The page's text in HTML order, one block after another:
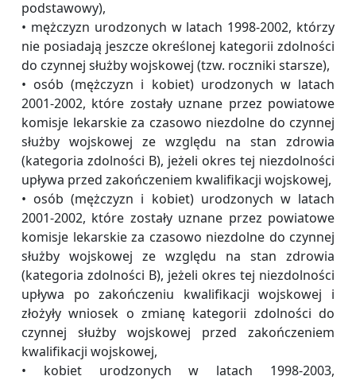
podstawowy),
• mężczyzn urodzonych w latach 1998-2002, którzy
nie posiadają jeszcze określonej kategorii zdolności
do czynnej służby wojskowej (tzw. roczniki starsze),
• osób (mężczyzn i kobiet) urodzonych w latach
2001-2002, które zostały uznane przez powiatowe
komisje lekarskie za czasowo niezdolne do czynnej
służby wojskowej ze względu na stan zdrowia
(kategoria zdolności B), jeżeli okres tej niezdolności
upływa przed zakończeniem kwalifikacji wojskowej,
• osób (mężczyzn i kobiet) urodzonych w latach
2001-2002, które zostały uznane przez powiatowe
komisje lekarskie za czasowo niezdolne do czynnej
służby wojskowej ze względu na stan zdrowia
(kategoria zdolności B), jeżeli okres tej niezdolności
upływa po zakończeniu kwalifikacji wojskowej i
złożyły wniosek o zmianę kategorii zdolności do
czynnej służby wojskowej przed zakończeniem
kwalifikacji wojskowej,
• kobiet urodzonych w latach 1998-2003,